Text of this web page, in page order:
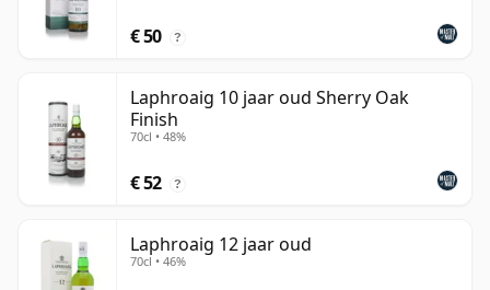
€ 50 ?
Laphroaig 10 jaar oud Sherry Oak
Finish
70cl • 48%
€ 52 ?
Laphroaig 12 jaar oud
70cl • 46%